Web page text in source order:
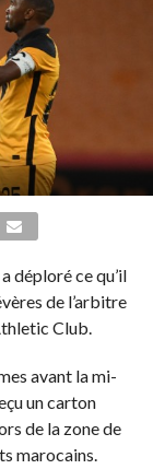
déploré ce qu’il
de l’arbitre
Club.
avant la mi-
un carton
de la zone de
marocains.